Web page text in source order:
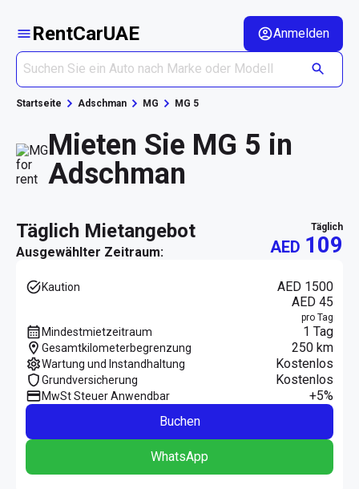
RentCarUAE Anmelden
Startseite Adschman MG MG 5
Mieten Sie MG 5 in
Adschman
täglich Mietangebot
Ausgewählter Zeitraum:
täglich
AED 109
Kaution
AED 1500
AED 45
pro Tag
Mindestmietzeitraum 1 Tag
Gesamtkilometerbegrenzung 250 km
Wartung und Instandhaltung Kostenlos
Grundversicherung Kostenlos
MwSt Steuer Anwendbar
+5%
Buchen
WhatsApp